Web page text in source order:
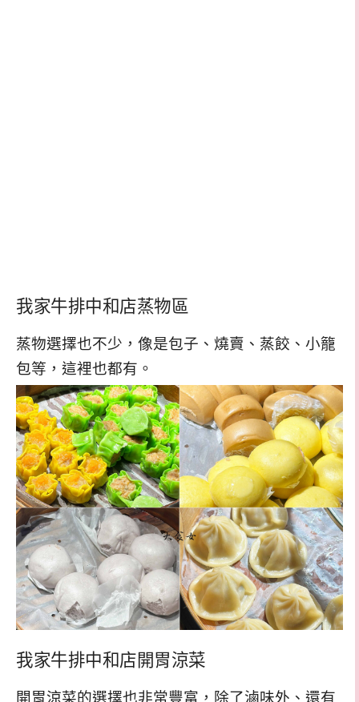
我家牛排中和店蒸物區
蒸物選擇也不少，像是包子、燒賣、蒸餃、小籠
包等，這裡也都有。
我家牛排中和店開胃涼菜
開胃涼菜的選擇也非常豐富，除了滷味外、還有